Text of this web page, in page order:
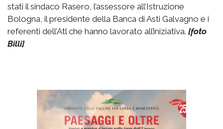
stati il sindaco Rasero, l’assessore all’Istruzione
Bologna, il presidente della Banca di Asti Galvagno e i
referenti dell’Atl che hanno lavorato all’iniziativa. [foto
Billi]